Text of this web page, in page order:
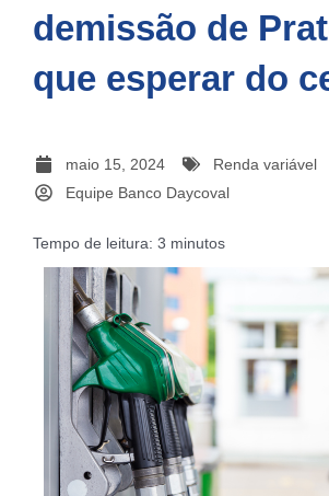
demissão de
que esperar do
maio 15, 2024
Renda variável
Equipe Banco Daycoval
Tempo de leitura: 3 minutos